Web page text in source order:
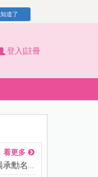
道了
登入|註冊
看更多
勳名...